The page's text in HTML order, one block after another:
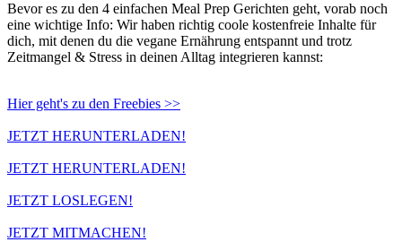
Bevor es zu den 4 einfachen Meal Prep Gerichten geht, vorab noch
eine wichtige Info: Wir haben richtig coole kostenfreie Inhalte für
dich, mit denen du die vegane Ernährung entspannt und trotz
Zeitmangel & Stress in deinen Alltag integrieren kannst:
Hier geht's zu den Freebies >>
JETZT HERUNTERLADEN!
JETZT HERUNTERLADEN!
JETZT LOSLEGEN!
JETZT MITMACHEN!